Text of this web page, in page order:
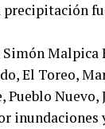
Malpica
El Toreo,
Nuevo,
inundaciones